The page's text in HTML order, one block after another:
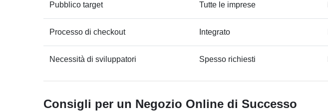
Pubblico target Tutte le imprese
Processo di checkout Integrato
Necessità di sviluppatori Spesso richiesti
Consigli per un Negozio Online di Successo